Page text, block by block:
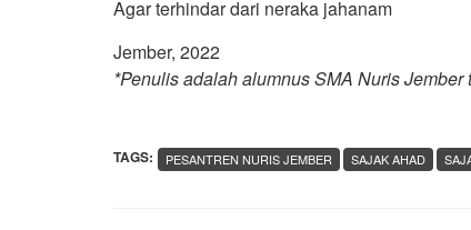
Agar terhindar dari neraka jahanam
Jember, 2022
*Penulis adalah alumnus SMA Nuris Jember
TAGS: PESANTREN NURIS JEMBER SAJAK AHAD